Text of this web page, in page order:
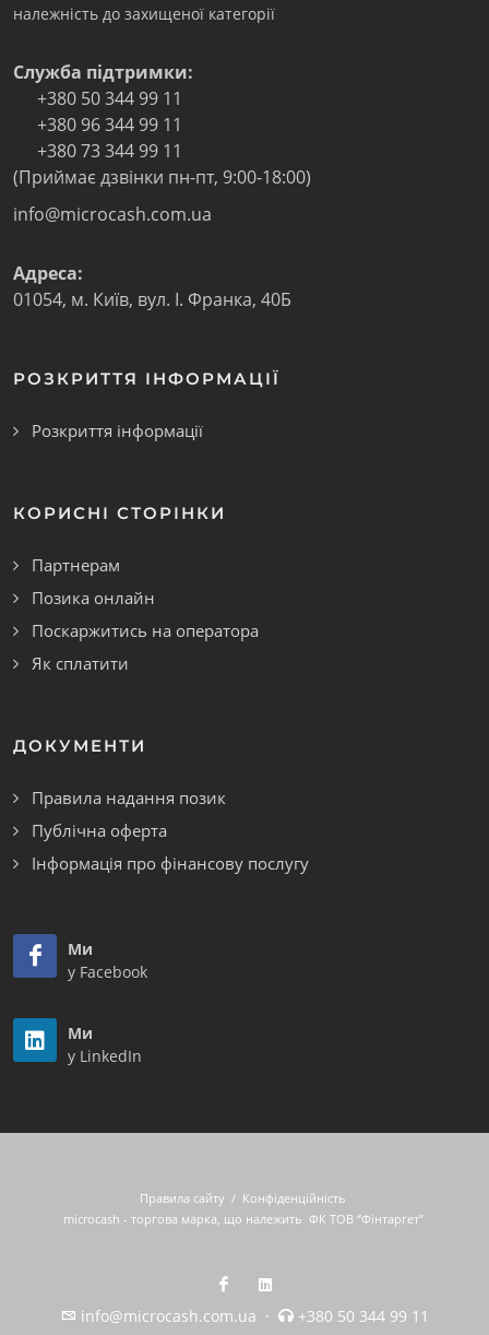
належність до захищеної категорії
Служба підтримки:
+380 50 344 99 11
+380 96 344 99 11
+380 73 344 99 11
(Приймає дзвінки пн-пт, 9:00-18:00)
info@microcash.com.ua
Адреса:
01054, м. Київ, вул. І. Франка, 40Б
РОЗКРИТТЯ ІНФОРМАЦІЇ
Розкриття інформації
КОРИСНІ СТОРІНКИ
Партнерам
Позика онлайн
Поскаржитись на оператора
Як сплатити
ДОКУМЕНТИ
Правила надання позик
Публічна оферта
Інформація про фінансову послугу
Ми
у Facebook
Ми
у LinkedIn
Правила сайту / Конфіденційність
microcash - торгова марка, що належить ФК ТОВ “Фінтаргет”
info@microcash.com.ua · +380 50 344 99 11